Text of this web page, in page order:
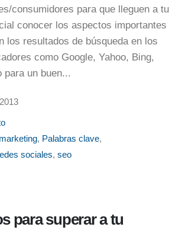
consumidores para que lleguen a tu
conocer los aspectos importantes
los resultados de búsqueda en los
como Google, Yahoo, Bing,
un buen...
marketing, Palabras clave,
sociales, seo
para superar a tu